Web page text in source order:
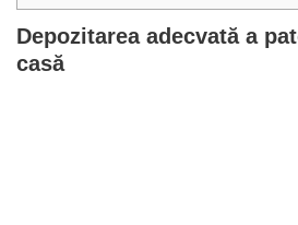
Depozitarea adecvată a
casă